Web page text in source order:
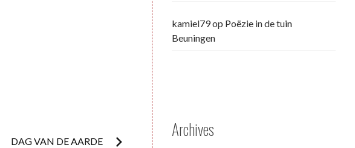
DAG VAN DE AARDE
kamiel79op Poëzie in de tuin
Beuningen
Archives